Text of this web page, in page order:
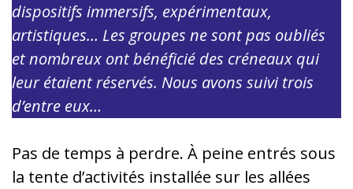
dispositifs immersifs, expérimentaux,
artistiques… Les groupes ne sont pas oubliés
et nombreux ont bénéficié des créneaux qui
leur étaient réservés. Nous avons suivi trois
d’entre eux…
Pas de temps à perdre. À peine entrés sous
la tente d’activités installée sur les allées